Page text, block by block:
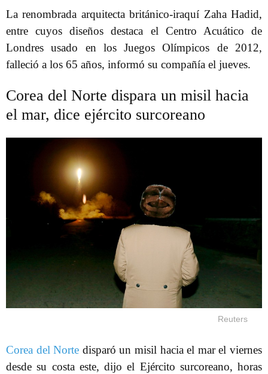
La renombrada arquitecta británico-iraquí Zaha Hadid,
entre cuyos diseños destaca el Centro Acuático de
Londres usado en los Juegos Olímpicos de 2012,
falleció a los 65 años, informó su compañía el jueves.
Corea del Norte dispara un misil hacia
el mar, dice ejército surcoreano
Reuters
Corea del Norte disparó un misil hacia el mar el viernes
desde su costa este, dijo el Ejército surcoreano, horas